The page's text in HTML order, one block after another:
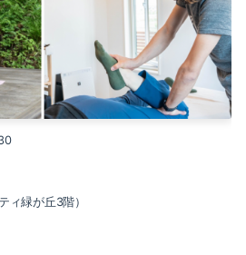
ィ緑が丘3階）